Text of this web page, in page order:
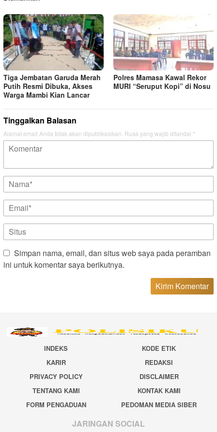
Tiga Jembatan Garuda Merah
Putih Resmi Dibuka, Akses
Warga Mambi Kian Lancar
Polres Mamasa Kawal Rekor
MURI “Seruput Kopi” di Nosu
Tinggalkan Balasan
Alamat email Anda tidak akan dipublikasikan. Ruas yang wajib ditandai *
Simpan nama, email, dan situs web saya pada peramban
ini untuk komentar saya berikutnya.
INDEKS
KODE ETIK
KARIR
REDAKSI
PRIVACY POLICY
DISCLAIMER
TENTANG KAMI
KONTAK KAMI
FORM PENGADUAN
PEDOMAN MEDIA SIBER
JARINGAN SOCIAL